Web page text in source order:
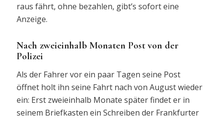
raus fährt, ohne bezahlen, gibt’s sofort eine
Anzeige.
Nach zweieinhalb Monaten Post von der
Polizei
Als der Fahrer vor ein paar Tagen seine Post
öffnet holt ihn seine Fahrt nach von August wieder
ein: Erst zweieinhalb Monate später findet er in
seinem Briefkasten ein Schreiben der Frankfurter